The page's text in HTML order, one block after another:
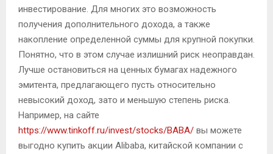
инвестирование. Для многих это возможность
получения дополнительного дохода, а также
накопление определенной суммы для крупной покупки.
Понятно, что в этом случае излишний риск неоправдан.
Лучше остановиться на ценных бумагах надежного
эмитента, предлагающего пусть относительно
невысокий доход, зато и меньшую степень риска.
Например, на сайте
https://www.tinkoff.ru/invest/stocks/BABA/ вы можете
выгодно купить акции Alibaba, китайской компании с